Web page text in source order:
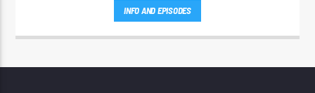
INFO AND EPISODES